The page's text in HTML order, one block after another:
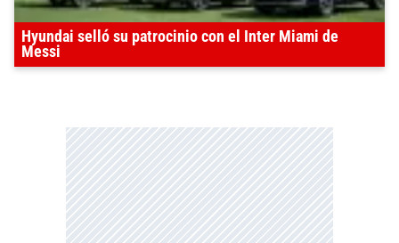
Hyundai selló su patrocinio con el Inter Miami de
Messi